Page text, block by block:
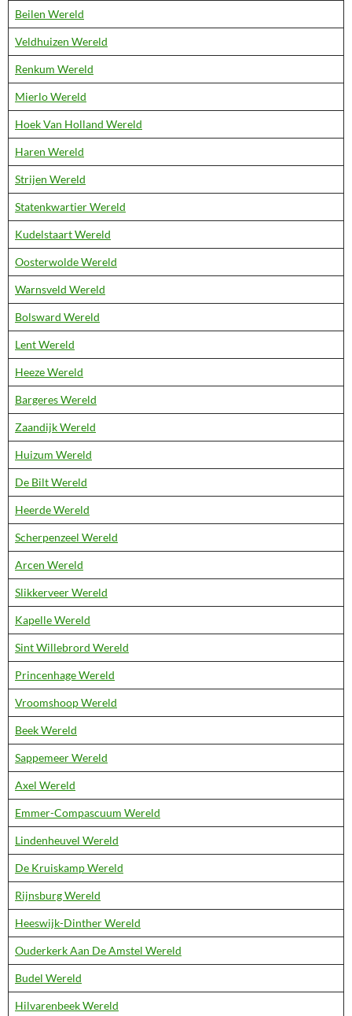
Beilen Wereld
Veldhuizen Wereld
Renkum Wereld
Mierlo Wereld
Hoek Van Holland Wereld
Haren Wereld
Strijen Wereld
Statenkwartier Wereld
Kudelstaart Wereld
Oosterwolde Wereld
Warnsveld Wereld
Bolsward Wereld
Lent Wereld
Heeze Wereld
Bargeres Wereld
Zaandijk Wereld
Huizum Wereld
De Bilt Wereld
Heerde Wereld
Scherpenzeel Wereld
Arcen Wereld
Slikkerveer Wereld
Kapelle Wereld
Sint Willebrord Wereld
Princenhage Wereld
Vroomshoop Wereld
Beek Wereld
Sappemeer Wereld
Axel Wereld
Emmer-Compascuum Wereld
Lindenheuvel Wereld
De Kruiskamp Wereld
Rijnsburg Wereld
Heeswijk-Dinther Wereld
Ouderkerk Aan De Amstel Wereld
Budel Wereld
Hilvarenbeek Wereld